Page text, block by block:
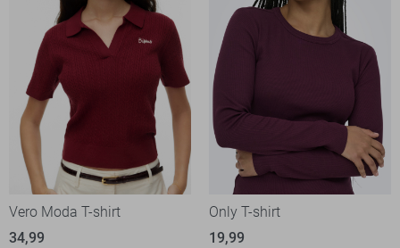
Vero Moda T-shirt
34,99
Only T-shirt
19,99